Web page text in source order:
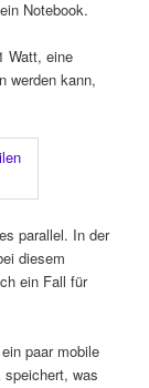
Notebook.
Watt, eine
werden kann,
parallel. In der
diesem
ein Fall für
paar mobile
speichert, was